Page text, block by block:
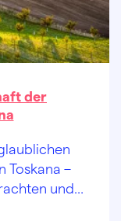
der
Toskana –
und